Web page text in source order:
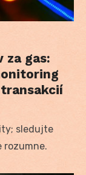
za gas:
sledujte
rozumne.